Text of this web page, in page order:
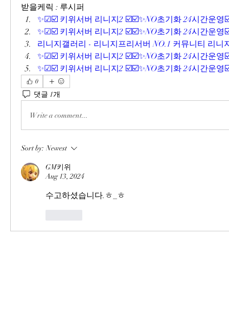
받을케릭 : 루시퍼
✨☑☑️ 키위서버 리니지2 ☑️☑️✨NO초기화 24시간운영
✨☑☑️ 키위서버 리니지2 ☑️☑️✨NO초기화 24시간운영
리니지갤러리 - 리니지프리서버 NO.1 커뮤니티 리니
✨☑☑️ 키위서버 리니지2 ☑️☑️✨NO초기화 24시간운영
✨☑☑️ 키위서버 리니지2 ☑️☑️✨NO초기화 24시간운영
0
댓글 1개
Write a comment...
Sort by: Newest
GM키위
Aug 13, 2024
수고하셨습니다.ㅎ_ㅎ